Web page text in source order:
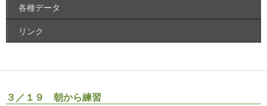
各種データ
リンク
３／１９ 朝から練習